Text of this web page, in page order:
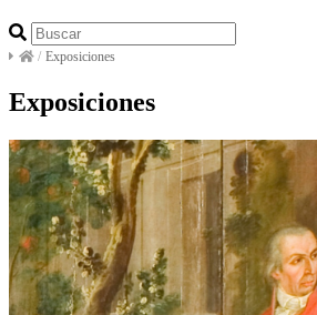
/ Exposiciones
Exposiciones